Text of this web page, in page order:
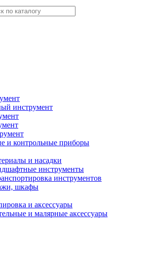
инструмент
и контрольные приборы
и насадки
инструменты
инструментов
шкафы
и аксессуары
и малярные аксессуары